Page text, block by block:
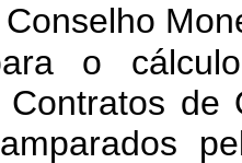
o
Contratos